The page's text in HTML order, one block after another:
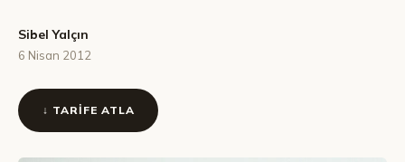
Sibel Yalçın
6 Nisan 2012
↓ TARIFE ATLA